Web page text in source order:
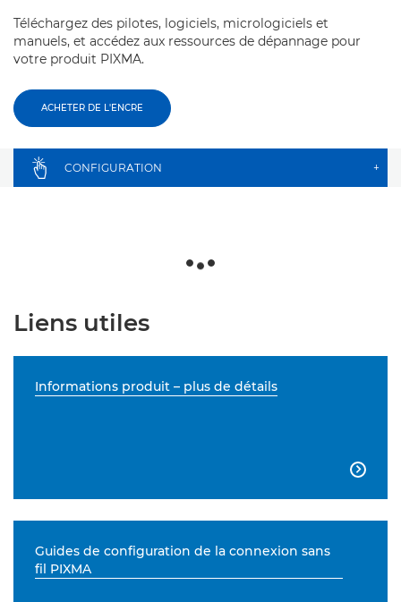
Téléchargez des pilotes, logiciels, micrologiciels et
manuels, et accédez aux ressources de dépannage pour
votre produit PIXMA.
ACHETER DE L'ENCRE
CONFIGURATION +
Liens utiles
Informations produit – plus de détails

Guides de configuration de la connexion sans
fil PIXMA